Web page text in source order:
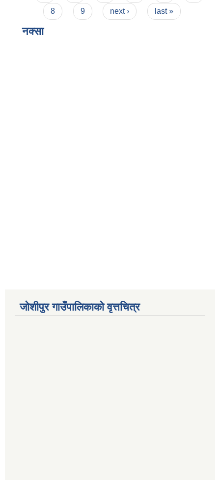
8
9 next › last »
नक्सा
जोशीपुर गाउँपालिकाको वृत्तचित्र